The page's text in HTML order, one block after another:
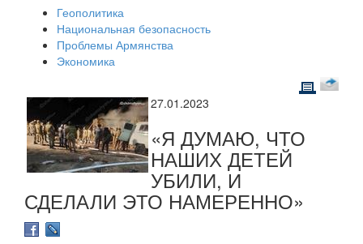
Геополитика
Национальная безопасность
Проблемы Армянства
Экономика
27.01.2023
«Я ДУМАЮ, ЧТО
НАШИХ ДЕТЕЙ
УБИЛИ, И
СДЕЛАЛИ ЭТО НАМЕРЕННО»